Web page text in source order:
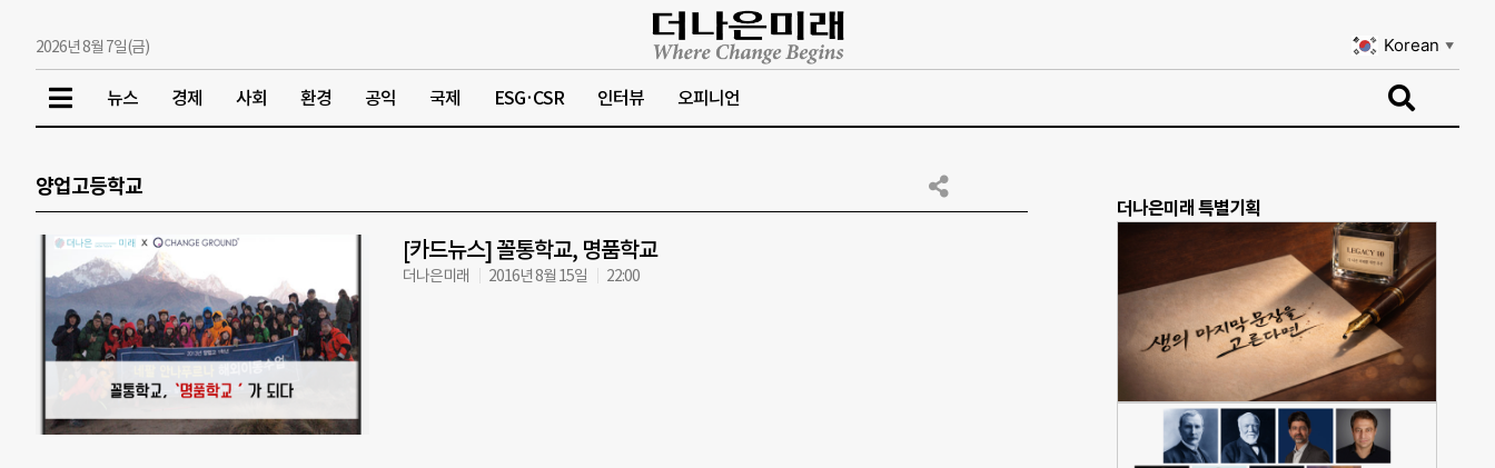
2026년 8월 7일(금) Korean ▼
뉴스 경제 사회 환경 공익 국제 ESG·CSR 인터뷰 오피니언
양업고등학교
[카드뉴스] 꼴통학교, 명품학교
더나은미래 2016년 8월 15일 22:00
더나은미래 특별기획